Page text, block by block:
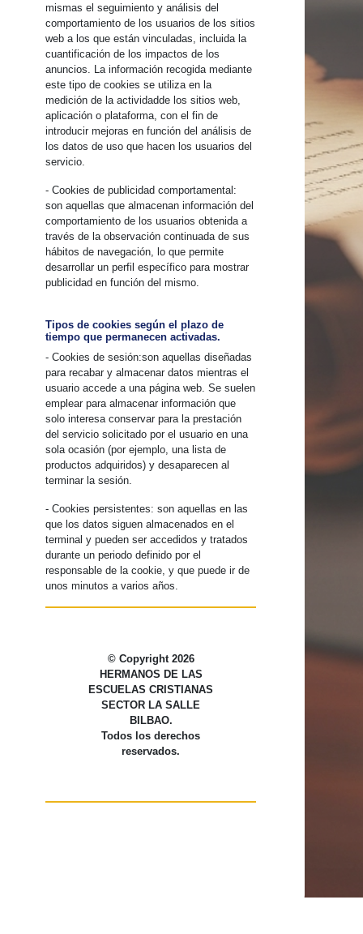
mismas el seguimiento y análisis del
comportamiento de los usuarios de los sitios
web a los que están vinculadas, incluida la
cuantificación de los impactos de los
anuncios. La información recogida mediante
este tipo de cookies se utiliza en la
medición de la actividadde los sitios web,
aplicación o plataforma, con el fin de
introducir mejoras en función del análisis de
los datos de uso que hacen los usuarios del
servicio.
- Cookies de publicidad comportamental:
son aquellas que almacenan información del
comportamiento de los usuarios obtenida a
través de la observación continuada de sus
hábitos de navegación, lo que permite
desarrollar un perfil específico para mostrar
publicidad en función del mismo.
Tipos de cookies según el plazo de
tiempo que permanecen activadas.
- Cookies de sesión:son aquellas diseñadas
para recabar y almacenar datos mientras el
usuario accede a una página web. Se suelen
emplear para almacenar información que
solo interesa conservar para la prestación
del servicio solicitado por el usuario en una
sola ocasión (por ejemplo, una lista de
productos adquiridos) y desaparecen al
terminar la sesión.
- Cookies persistentes: son aquellas en las
que los datos siguen almacenados en el
terminal y pueden ser accedidos y tratados
durante un periodo definido por el
responsable de la cookie, y que puede ir de
unos minutos a varios años.
© Copyright 2026
HERMANOS DE LAS
ESCUELAS CRISTIANAS
SECTOR LA SALLE
BILBAO.
Todos los derechos
reservados.